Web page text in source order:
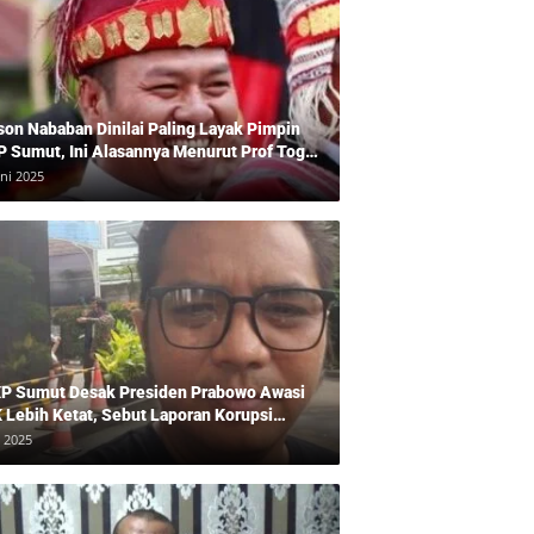
Nababan Dinilai Paling Layak Pimpin
Sumut, Ini Alasannya Menurut Prof Togu
2025
Sumut Desak Presiden Prabowo Awasi
Lebih Ketat, Sebut Laporan Korupsi
2025